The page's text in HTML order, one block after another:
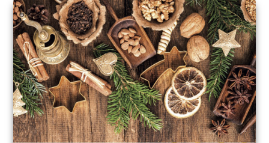
v Bratislave, ktorého cieľmi sú organizácie pravidelných
stretnutí, odborných prednášok a workshopov,
neformálnych stretnutí a informovať o každodennom
dianí na univerzite.